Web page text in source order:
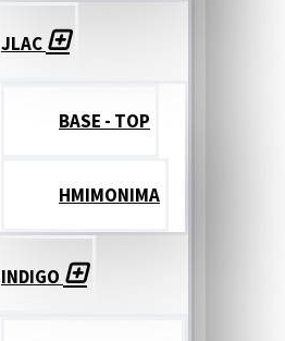
JLAC
BASE - TOP
ΗΜΙΜΟΝΙΜΑ
INDIGO